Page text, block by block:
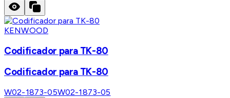
KENWOOD
Codificador para TK-80
Codificador para TK-80
W02-1873-05W02-1873-05